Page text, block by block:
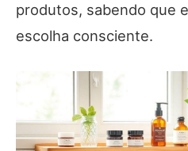
produtos, sabendo que
escolha consciente.